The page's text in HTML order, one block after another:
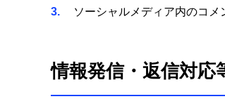
3 ソーシャルメディア内のコ
情報発信・返信対応